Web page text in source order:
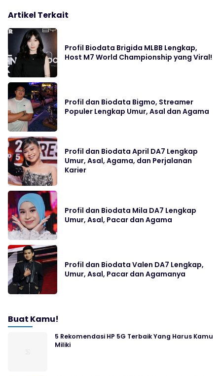
Artikel Terkait
Profil Biodata Brigida MLBB Lengkap,
Host M7 World Championship yang Viral!
Profil dan Biodata Bigmo, Streamer
Populer Lengkap Umur, Asal dan Agama
Profil dan Biodata April DA7 Lengkap
Umur, Asal, Agama, dan Perjalanan
Karier
Profil dan Biodata Mila DA7 Lengkap
Umur, Asal, Pacar dan Agama
Profil dan Biodata Valen DA7 Lengkap,
Umur, Asal, Pacar dan Agamanya
Buat Kamu!
5 Rekomendasi HP 5G Terbaik Yang Harus Kamu
Miliki